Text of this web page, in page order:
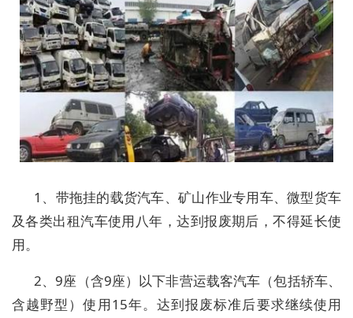
1、带拖挂的载货汽车、矿山作业专用车、微型货车
及各类出租汽车使用八年，达到报废期后，不得延长使
用。
2、9座（含9座）以下非营运载客汽车（包括轿车、
含越野型）使用15年。达到报废标准后要求继续使用